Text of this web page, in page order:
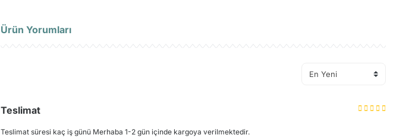
Ürün Yorumları
Teslimat
Teslimat süresi kaç iş günü Merhaba 1-2 gün içinde kargoya verilmektedir.